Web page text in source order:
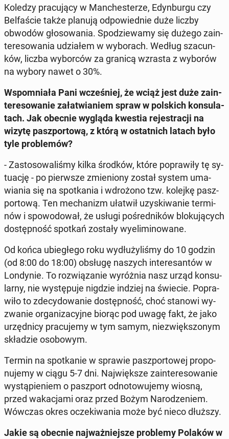
Koledzy pra­cu­ją­cy w Man­che­ste­rze, Edyn­bur­gu czy
Bel­fa­ście także planują od­po­wied­nie duże liczby
obwodów gło­so­wa­nia. Spo­dzie­wa­my się dużego za­in­
te­re­so­wa­nia udzia­łem w wy­bo­rach. Według sza­cun­
ków, liczba wy­bor­ców za granicą wzrasta z wyborów
na wybory nawet o 30%.
Wspo­mnia­ła Pani wcze­śniej, że wciąż jest duże za­in­
te­re­so­wa­nie za­ła­twia­niem spraw w pol­skich kon­su­la­
tach. Jak obecnie wygląda kwestia re­je­stra­cji na
wizytę pasz­por­to­wą, z którą w ostat­nich latach było
tyle pro­ble­mów?
- Za­sto­so­wa­li­śmy kilka środków, które po­pra­wi­ły tę sy­
tu­ację - po pierw­sze zmie­nio­ny został system uma­
wia­nia się na spo­tka­nia i wdro­żo­no tzw. kolejkę pasz­
por­to­wą. Ten me­cha­nizm ułatwił uzy­ski­wa­nie ter­mi­
nów i spo­wo­do­wał, że usługi po­śred­ni­ków blo­ku­ją­cych
do­stęp­ność spotkań zostały wy­eli­mi­no­wa­ne.
Od końca ubie­głe­go roku wy­dłu­ży­li­śmy do 10 godzin
(od 8:00 do 18:00) obsługę naszych in­te­re­san­tów w
Lon­dy­nie. To roz­wią­za­nie wy­róż­nia nasz urząd kon­su­
lar­ny, nie wy­stę­pu­je nigdzie indziej na świecie. Po­pra­
wi­ło to zde­cy­do­wa­nie do­stęp­ność, choć stanowi wy­
zwa­nie or­ga­ni­za­cyj­ne biorąc pod uwagę fakt, że jako
urzęd­ni­cy pra­cu­je­my w tym samym, nie­zwięk­szo­nym
skła­dzie oso­bo­wym.
Termin na spo­tka­nie w sprawie pasz­por­to­wej pro­po­
nu­je­my w ciągu 5-7 dni. Naj­więk­sze za­in­te­re­so­wa­nie
wy­stą­pie­niem o pasz­port od­no­to­wu­je­my wiosną,
przed wa­ka­cja­mi oraz przed Bożym Na­ro­dze­niem.
Wówczas okres ocze­ki­wa­nia może być nieco dłuższy.
Jakie są obecnie naj­waż­niej­sze pro­ble­my Polaków w